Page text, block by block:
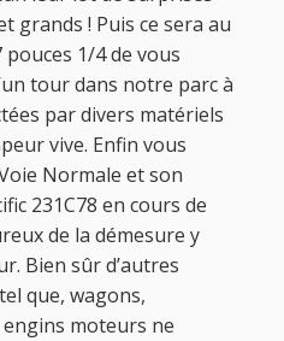
grands ! Puis ce sera au
1/4 de vous
tour dans notre parc à
par divers matériels
vive. Enfin vous
Normale et son
231C78 en cours de
de la démesure y
Bien sûr d’autres
que, wagons,
moteurs ne